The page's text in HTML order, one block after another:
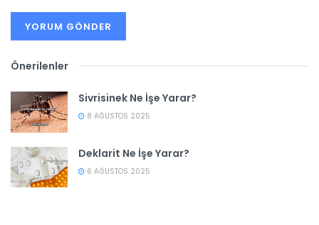
Önerilenler
Sivrisinek Ne İşe Yarar?
8 AĞUSTOS 2025
Deklarit Ne İşe Yarar?
6 AĞUSTOS 2025